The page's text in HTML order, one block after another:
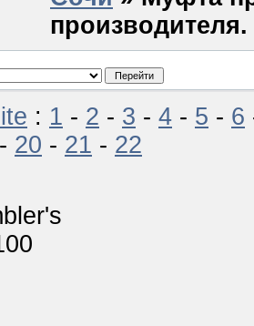
производителя.
: 1 - 2 - 3 - 4 - 5 - 6
- 20 - 21 - 22